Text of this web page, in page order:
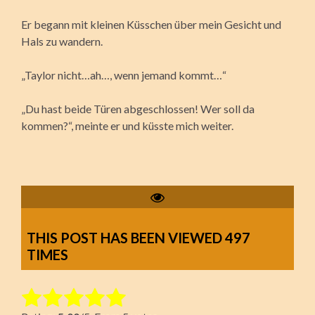
Er begann mit kleinen Küsschen über mein Gesicht und
Hals zu wandern.
„Taylor nicht…ah…, wenn jemand kommt…“
„Du hast beide Türen abgeschlossen! Wer soll da
kommen?“, meinte er und küsste mich weiter.
THIS POST HAS BEEN VIEWED497
TIMES
Rate this item: